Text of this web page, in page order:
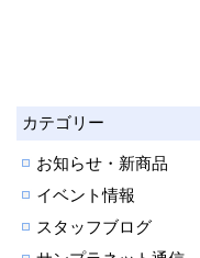
カテゴリー
お知らせ・新商品
イベント情報
スタッフブログ